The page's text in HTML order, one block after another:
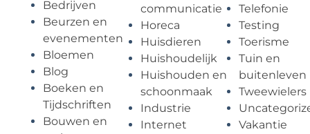
Bedrijven
Beurzen en
evenementen
Bloemen
Blog
Boeken en
Tijdschriften
Bouwen en
communicatie
Horeca
Huisdieren
Huishoudelijk
Huishouden en
schoonmaak
Industrie
Internet
Telefonie
Testing
Toerisme
Tuin en
buitenleven
Tweewielers
Vakantie